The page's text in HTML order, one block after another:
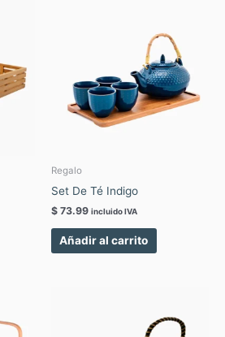
Regalo
Set De Té Indigo
$ 73.99 incluido IVA
Añadir al carrito